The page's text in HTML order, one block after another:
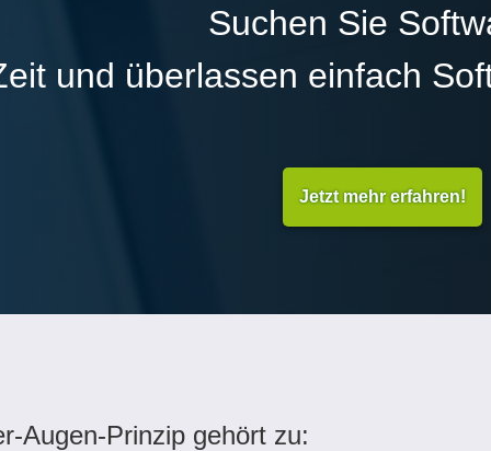
Suchen Sie
und überlassen einfach
Jetzt mehr erfahren!
Augen-Prinzip gehört zu: